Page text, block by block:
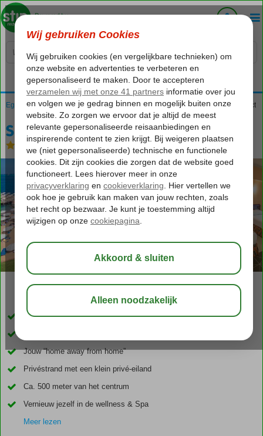
Voelt als thuiskomen...
Egypte Rode Zee Hurghada Hurghada-Stad Sunrise Holidays Resort Select
Sunrise Holidays Resort Select
All Inclusive Hotel
aug 34°C
Late Check-Out*
Jouw “home away from home”
Privéstrand met een klein privé-eiland
Ca. 500 meter van het centrum
Vernieuw jezelf in de wellness & Spa
Meer lezen